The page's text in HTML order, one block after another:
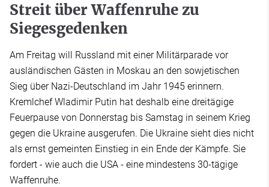
Streit über Waffenruhe zu
Siegesgedenken
Am Freitag will Russland mit einer Militärparade vor
ausländischen Gästen in Moskau an den sowjetischen
Sieg über Nazi-Deutschland im Jahr 1945 erinnern.
Kremlchef Wladimir Putin hat deshalb eine dreitägige
Feuerpause von Donnerstag bis Samstag in seinem Krieg
gegen die Ukraine ausgerufen. Die Ukraine sieht dies nicht
als ernst gemeinten Einstieg in ein Ende der Kämpfe. Sie
fordert - wie auch die USA - eine mindestens 30-tägige
Waffenruhe.